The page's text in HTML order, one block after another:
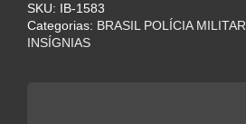
Defensiva
quantidade
SKU:
IB-1583
Categorias: BRASIL POLÍCIA MILITAR
INSÍGNIAS